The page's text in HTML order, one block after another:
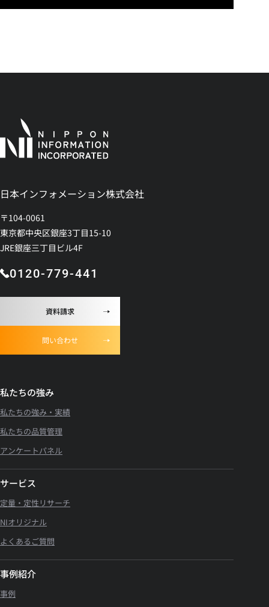
日本インフォメーション株式会社
〒104-0061
東京都中央区銀座3丁目15-10
JRE銀座三丁目ビル4F
0120-779-441
資料請求
問い合わせ
私たちの強み
私たちの強み・実績
私たちの品質管理
アンケートパネル
サービス
定量・定性リサーチ
NIオリジナル
よくあるご質問
事例紹介
事例